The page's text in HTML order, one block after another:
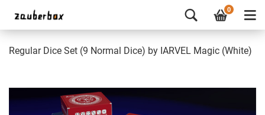
0
Regular Dice Set (9 Normal Dice) by IARVEL Magic (White)